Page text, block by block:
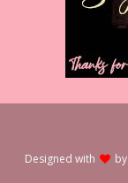
Designed with
by